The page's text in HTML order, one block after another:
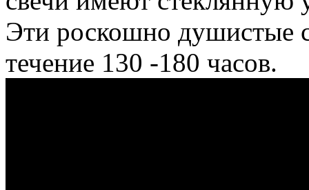
Эти роскошно душистые
течение 130 -180 часов.